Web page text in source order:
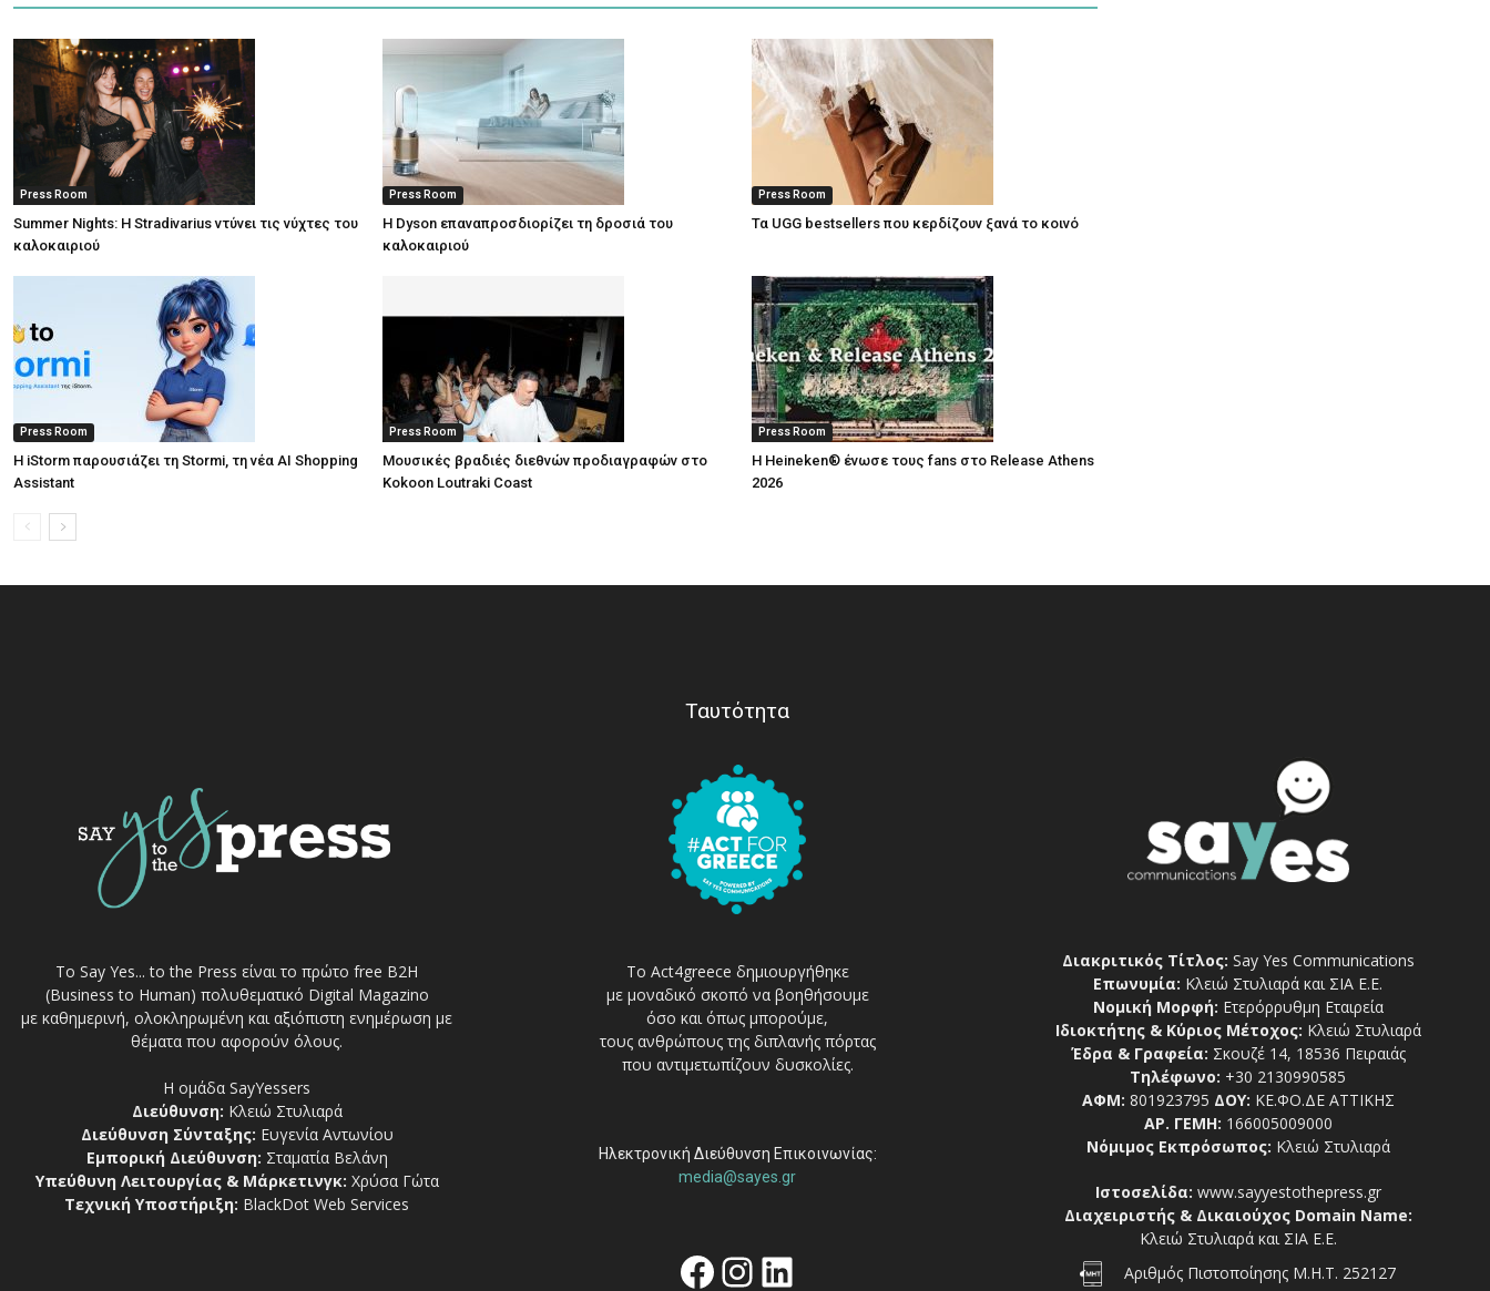
Press Room
Summer Nights: Η Stradivarius ντύνει τις νύχτες του
καλοκαιριού
Press Room
Η Dyson επαναπροσδιορίζει τη δροσιά του
καλοκαιριού
Press Room
Τα UGG bestsellers που κερδίζουν ξανά το κοινό
Press Room
Η iStorm παρουσιάζει τη Stormi, τη νέα AI Shopping
Assistant
Press Room
Μουσικές βραδιές διεθνών προδιαγραφών στο
Kokoon Loutraki Coast
Press Room
Η Heineken® ένωσε τους fans στο Release Athens
2026
Το Say Yes... to the Press είναι το πρώτο free Β2Η
(Business to Human) πολυθεματικό Digital Magazino
με καθημερινή, ολοκληρωμένη και αξιόπιστη ενημέρωση με
θέματα που αφορούν όλους.
Η ομάδα SayYessers
Διεύθυνση: Κλειώ Στυλιαρά
Διεύθυνση Σύνταξης: Ευγενία Αντωνίου
Εμπορική Διεύθυνση: Σταματία Βελάνη
Υπεύθυνη Λειτουργίας & Μάρκετινγκ: Χρύσα Γώτα
Τεχνική Υποστήριξη: BlackDot Web Services
Ταυτότητα
Το Act4greece δημιουργήθηκε
με μοναδικό σκοπό να βοηθήσουμε
όσο και όπως μπορούμε,
τους ανθρώπους της διπλανής πόρτας
που αντιμετωπίζουν δυσκολίες.
Ηλεκτρονική Διεύθυνση Επικοινωνίας:
media@sayes.gr
Facebook
Instagram
Linkedin
Διακριτικός Τίτλος: Say Yes Communications
Επωνυμία: Κλειώ Στυλιαρά και ΣΙΑ Ε.Ε.
Νομική Μορφή: Ετερόρρυθμη Εταιρεία
Ιδιοκτήτης & Κύριος Μέτοχος: Κλειώ Στυλιαρά
Έδρα & Γραφεία: Σκουζέ 14, 18536 Πειραιάς
Τηλέφωνο: +30 2130990585
ΑΦΜ: 801923795 ΔΟΥ: ΚΕ.ΦΟ.ΔΕ ΑΤΤΙΚΗΣ
ΑΡ. ΓΕΜΗ: 166005009000
Νόμιμος Εκπρόσωπος: Κλειώ Στυλιαρά
Ιστοσελίδα: www.sayyestothepress.gr
Διαχειριστής & Δικαιούχος Domain Name:
Κλειώ Στυλιαρά και ΣΙΑ Ε.Ε.
Αριθμός Πιστοποίησης Μ.Η.Τ. 252127